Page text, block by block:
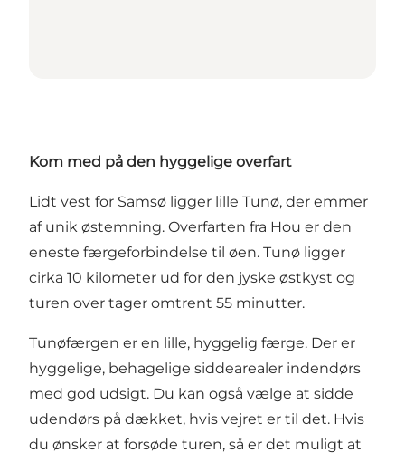
Kom med på den hyggelige overfart
Lidt vest for Samsø ligger lille Tunø, der emmer
af unik østemning. Overfarten fra Hou er den
eneste færgeforbindelse til øen. Tunø ligger
cirka 10 kilometer ud for den jyske østkyst og
turen over tager omtrent 55 minutter.
Tunøfærgen er en lille, hyggelig færge. Der er
hyggelige, behagelige siddearealer indendørs
med god udsigt. Du kan også vælge at sidde
udendørs på dækket, hvis vejret er til det. Hvis
du ønsker at forsøde turen, så er det muligt at